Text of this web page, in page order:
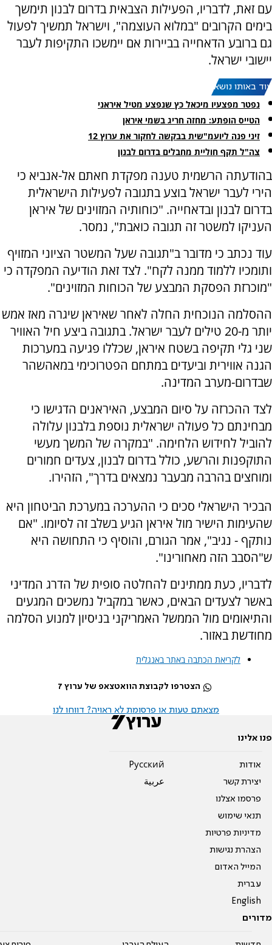
עם זאת, לדבריו, הפעילות הצבאית בדרום לבנון תימשך
בימים הקרובים "במלוא העוצמה", וישראל תמשיך לפעול
גם ברובע הדאחייה בביירות אם יימשכו התקיפות לעבר
יישובי ישראל.
עוד באותו נושא:
נפטר מפצעיו מיכאל כץ שנפצע מטיל איראני
הטייס הופתע: מחזה חריג בשמי איראן
זיני פנה ליועמ"שית בבקשה לחקור את ערוץ 12
צה"ל תקף חוליית מחבלים בדרום לבנון
בהודעתה הרשמית טענה מפקדת חאתם אל-אנביא כי
הירי לעבר ישראל בוצע בתגובה לפעילות הישראלית
בדרום לבנון ובדאחייה. "כוחותיה המזוינים של איראן
העניקו למשטר זה תגובה כואבת", נמסר.
עוד נכתב כי מדובר ב"תגובה שעל המשטר הציוני המזויף
ותומכיו ללמוד ממנה לקח". לצד זאת הודיעה המפקדה כי
"מוכרזת הפסקת המבצע של הכוחות המזוינים".
ההסלמה הנוכחית החלה לאחר שאיראן שיגרה מאז אמש
יותר מ-20 טילים לעבר ישראל. בתגובה ביצע חיל האוויר
שני גלי תקיפה בשטח איראן, שכללו פגיעה במערכות
הגנה אווירית וביעדים במתחם הפטרוכימי במאהשהר
שבדרום-מערב המדינה.
לצד ההכרזה על סיום המבצע, האיראנים הדגישו כי
מבחינתם כל פעולה ישראלית נוספת בלבנון עלולה
להוביל לחידוש הלחימה. "במקרה של המשך מעשי
התוקפנות והרשע, כולל בדרום לבנון, צעדים חמורים
ומוחצים בהרבה מבעבר נמצאים בדרך", הזהירו.
הבכיר הישראלי סכים כי ההערכה במערכת הביטחון היא
שהעימות הישיר מול איראן הגיע בשלב זה לסיומו. "אם
נותקף - נגיב", אמר הגורם, והוסיף כי התחושה היא
ש"הסבב הזה מאחורינו".
לדבריו, כעת ממתינים להחלטה סופית של הדרג המדיני
באשר לצעדים הבאים, כאשר במקביל נמשכים המגעים
והתיאומים מול הממשל האמריקני בניסיון למנוע הסלמה
מחודשת באזור.
לקריאת הכתבה באתר באנגלית
הצטרפו לקבוצת הוואטצאפ של ערוץ 7
מצאתם טעות או פרסומת לא ראויה? דווחו לנו
פנו אלינו
אודות
יצירת קשר
פרסמו אצלנו
תנאי שימוש
מדיניות פרטיות
הצהרת נגישות
המייל האדום
עברית
English
Pусский
عربية
מדורים